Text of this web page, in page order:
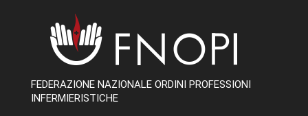
FEDERAZIONE NAZIONALE ORDINI PROFESSIONI
INFERMIERISTICHE